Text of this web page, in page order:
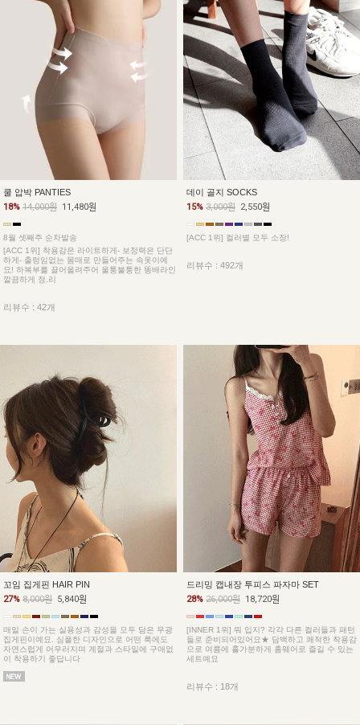
쿨 압박 PANTIES
18% 14,000원 11,480원
8월 셋째주 순차발송
[ACC 1위] 착용감은 라이트하게- 보정력은 단단
하게- 출렁임없는 몸매로 만들어주는 속옷이예
요! 하복부를 끌어올려주어 울퉁불퉁한 똥배라인
깔끔하게 정.리
리뷰수 : 42개
데이 골지 SOCKS
15% 3,000원 2,550원
[ACC 1위] 컬러별 모두 소장!
리뷰수 : 492개
꼬임 집게핀 HAIR PIN
27% 8,000원 5,840원
매일 손이 가는 실용성과 감성을 모두 담은 무광
집게핀이예요. 심플한 디자인으로 어떤 룩에도
자연스럽게 어우러지며 계절과 스타일에 구애없
이 착용하기 좋답니다
드리밍 캡내장 투피스 파자마 SET
28% 26,000원 18,720원
[INNER 1위] 뭐 입지? 각각 다른 컬러들과 패턴
들로 준비되어있어요★ 담백하고 쾌적한 착용감
으로 여름에 홀가분하게 홈웨어로 즐길 수 있는
세트예요
리뷰수 : 18개